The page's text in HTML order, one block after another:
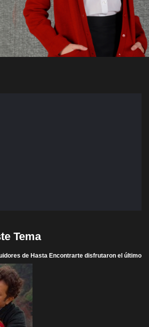
Tema
de Hasta Encontrarte disfrutaron el último